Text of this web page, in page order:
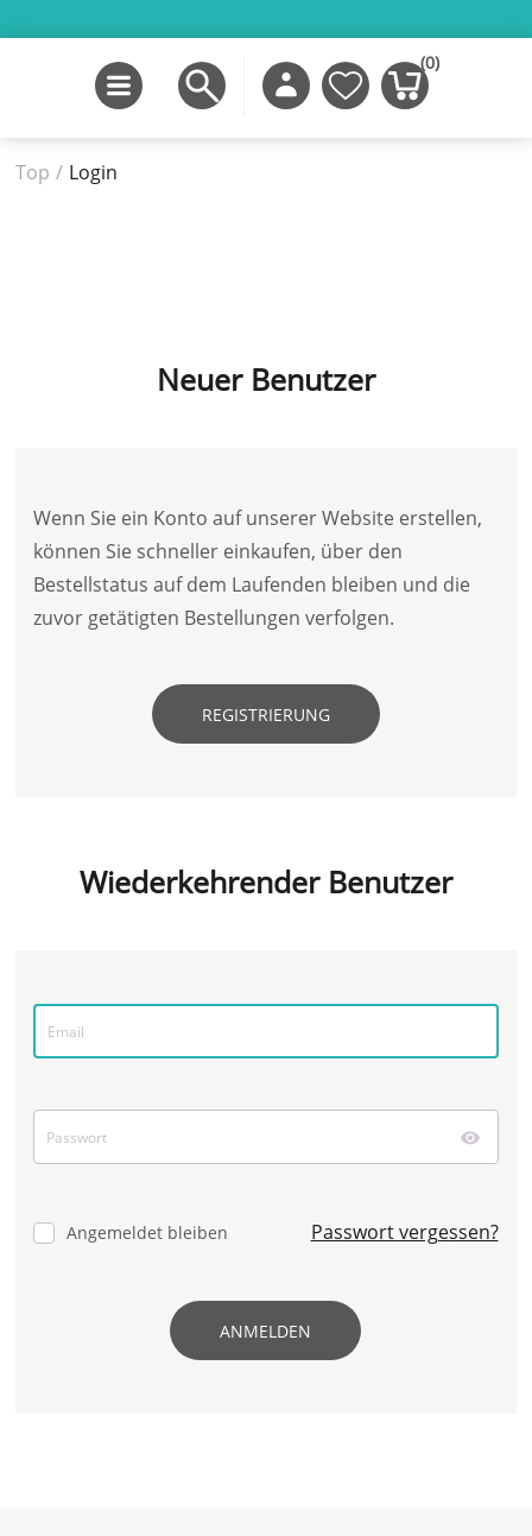
(0)
Top / Login
Neuer Benutzer
Wenn Sie ein Konto auf unserer Website erstellen,
können Sie schneller einkaufen, über den
Bestellstatus auf dem Laufenden bleiben und die
zuvor getätigten Bestellungen verfolgen.
REGISTRIERUNG
Wiederkehrender Benutzer
Angemeldet bleiben Passwort vergessen?
ANMELDEN